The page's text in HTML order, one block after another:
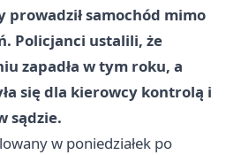
prowadził samochód mimo
Policjanci ustalili, że
zapadła w tym roku, a
się dla kierowcy kontrolą i
sądzie.
w poniedziałek po